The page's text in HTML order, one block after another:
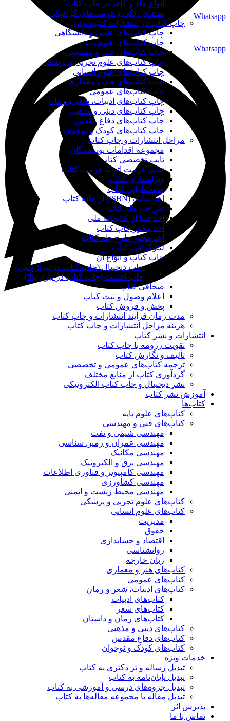
Whatsapp
Whatsapp
انواع جلد و کاغذ در چاپ کتاب
مدهای رنگی و فرمت‌های گرافیکی
چاپ کتاب در انتشارات کتیبه نوین
چاپ کتاب‌های علمی و دانشگاهی
چاپ کتاب‌های علوم پایه
چاپ کتاب‌های فنی و مهندسی
چاپ کتاب‌های علوم تجربی و پزشکی
چاپ کتاب‌های علوم انسانی
چاپ کتاب‌های هنر و معماری
چاپ کتاب‌های عمومی
چاپ کتاب‌های ادبیات، شعر و رمان
چاپ کتاب‌های دینی و مذهبی
چاپ کتاب‌های دفاع مقدس
چاپ کتاب‌های کودک و نوجوان
مراحل انتشارات و چاپ کتاب
مجموعه اقدامات نویسندگان
تایپ تخصصی کتاب
تبدیل فرمت اثر به فرمت کتاب
ویراستاری کتاب
صفحه‌آرایی کتاب
اخذ شابک (ISBN) از خانه کتاب
طراحی جلد کتاب
اخذ فیپا از کتابخانه ملی
اخذ مجوز چاپ کتاب
اخذ مجوز طرح جلد کتاب
لیتوگرافی کتاب
چاپ کتاب و انواع آن
چاپ دیجیتال (چاپ کتاب در تیراژ پایین)
چاپ افست (چاپ کتاب در تیراژ بالا)
صحافی کتاب
اعلام وصول و ثبت کتاب
پخش و فروش کتاب
مدت زمان فرآیند انتشارات و چاپ کتاب
هزینه مراحل انتشارات و چاپ کتاب
انتشارات و نشر کتاب
تقویت رزومه با چاپ کتاب
تألیف و نگارش کتاب
ترجمه کتاب‌های عمومی و تخصصی
گردآوری کتاب از منابع مختلف
نشر دیجیتال و چاپ کتاب الکترونیکی
آموزش نشر کتاب
کتاب‌ها
کتاب‌های علوم پایه
کتاب‌های فنی و مهندسی
مهندسی شیمی و نفت
مهندسی عمران و زمین شناسی
مهندسی مکانیک
مهندسی برق و الکترونیک
مهندسی کامپیوتر و فناوری اطلاعات
مهندسی کشاورزی
مهندسی محیط زیست و ایمنی
کتاب‌های علوم تجربی و پزشکی
کتاب‌های علوم انسانی
مدیریت
حقوق
اقتصاد و حسابداری
روانشناسی
زبان خارجه
کتاب‌های هنر و معماری
کتاب‌های عمومی
کتاب‌های ادبیات، شعر و رمان
کتاب‌های ادبیات
کتاب‌های شعر
کتاب‌های رمان و داستان
کتاب‌های دینی و مذهبی
کتاب‌های دفاع مقدس
کتاب‌های کودک و نوجوان
خدمات ویژه
تبدیل رساله و تز دکتری به کتاب
تبدیل پایان‌نامه به کتاب
تبدیل جزوه‌های درسی و آموزشی به کتاب
تبدیل مقاله یا مجموعه مقاله‌ها به کتاب
پذیرش اثر
تماس با ما